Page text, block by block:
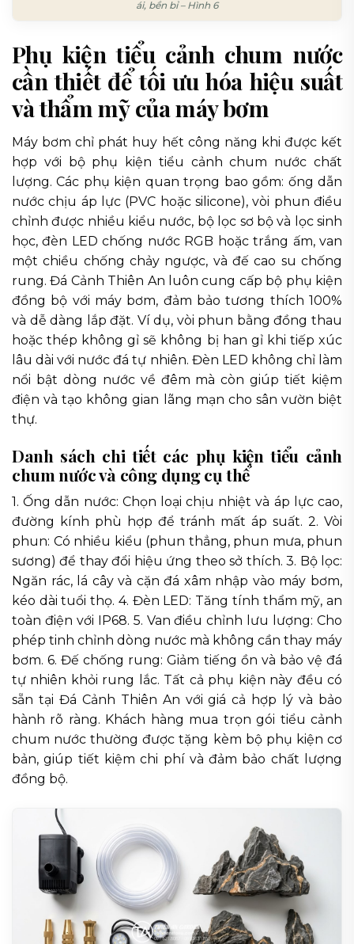
ái, bền bỉ – Hình 6
Phụ kiện tiểu cảnh chum nước
cần thiết để tối ưu hóa hiệu suất
và thẩm mỹ của máy bơm
Máy bơm chỉ phát huy hết công năng khi được kết
hợp với bộ phụ kiện tiểu cảnh chum nước chất
lượng. Các phụ kiện quan trọng bao gồm: ống dẫn
nước chịu áp lực (PVC hoặc silicone), vòi phun điều
chỉnh được nhiều kiểu nước, bộ lọc sơ bộ và lọc sinh
học, đèn LED chống nước RGB hoặc trắng ấm, van
một chiều chống chảy ngược, và đế cao su chống
rung. Đá Cảnh Thiên An luôn cung cấp bộ phụ kiện
đồng bộ với máy bơm, đảm bảo tương thích 100%
và dễ dàng lắp đặt. Ví dụ, vòi phun bằng đồng thau
hoặc thép không gỉ sẽ không bị han gỉ khi tiếp xúc
lâu dài với nước đá tự nhiên. Đèn LED không chỉ làm
nổi bật dòng nước về đêm mà còn giúp tiết kiệm
điện và tạo không gian lãng mạn cho sân vườn biệt
thự.
Danh sách chi tiết các phụ kiện tiểu cảnh
chum nước và công dụng cụ thể
1. Ống dẫn nước: Chọn loại chịu nhiệt và áp lực cao,
đường kính phù hợp để tránh mất áp suất. 2. Vòi
phun: Có nhiều kiểu (phun thẳng, phun mưa, phun
sương) để thay đổi hiệu ứng theo sở thích. 3. Bộ lọc:
Ngăn rác, lá cây và cặn đá xâm nhập vào máy bơm,
kéo dài tuổi thọ. 4. Đèn LED: Tăng tính thẩm mỹ, an
toàn điện với IP68. 5. Van điều chỉnh lưu lượng: Cho
phép tinh chỉnh dòng nước mà không cần thay máy
bơm. 6. Đế chống rung: Giảm tiếng ồn và bảo vệ đá
tự nhiên khỏi rung lắc. Tất cả phụ kiện này đều có
sẵn tại Đá Cảnh Thiên An với giá cả hợp lý và bảo
hành rõ ràng. Khách hàng mua trọn gói tiểu cảnh
chum nước thường được tặng kèm bộ phụ kiện cơ
bản, giúp tiết kiệm chi phí và đảm bảo chất lượng
đồng bộ.